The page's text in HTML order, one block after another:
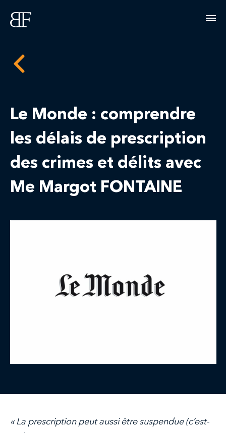
Le Monde : comprendre
les délais de prescription
des crimes et délits avec
Me Margot FONTAINE
« La prescription peut aussi être suspendue (c’est-